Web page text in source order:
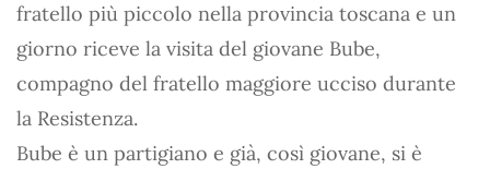
fratello più piccolo nella provincia toscana e un
giorno riceve la visita del giovane Bube,
compagno del fratello maggiore ucciso durante
la Resistenza.
Bube è un partigiano e già, così giovane, si è